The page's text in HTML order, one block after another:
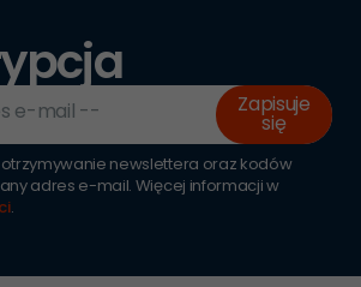
e-mail -- Zapisuje
się
newslettera oraz kodów
adres e-mail. Więcej informacji w
.